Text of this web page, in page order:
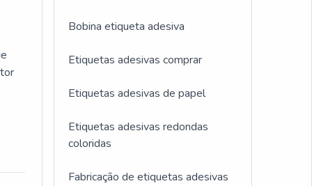
o
Bobina etiqueta adesiva
Etiquetas adesivas comprar
Etiquetas adesivas de papel
Etiquetas adesivas redondas
coloridas
Fabricação de etiquetas adesivas